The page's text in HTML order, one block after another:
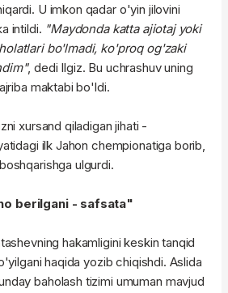
U imkon qadar o'yin jilovini
intildi. "Maydonda katta ajiotaj yoki
bo'lmadi, ko'proq og'zaki
, dedi Ilgiz. Bu uchrashuv uning
maktabi bo'ldi.
xursand qiladigan jihati -
ilk Jahon chempionatiga borib,
ulgurdi.
berilgani - safsata"
hakamligini keskin tanqid
haqida yozib chiqishdi. Aslida
baholash tizimi umuman mavjud